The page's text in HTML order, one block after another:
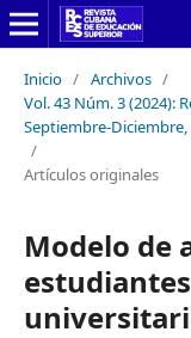
Inicio / Archivos /
Vol. 43 Núm. 3 (2024):
Septiembre-Diciembre,
/
Artículos originales
Modelo de